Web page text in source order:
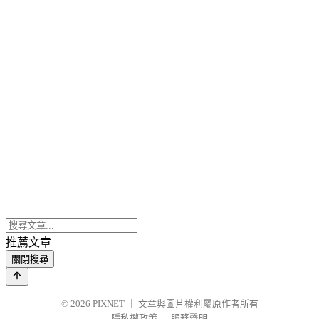
推薦文章
關閉搜尋
© 2026 PIXNET
文章與圖片權利屬原作者所有